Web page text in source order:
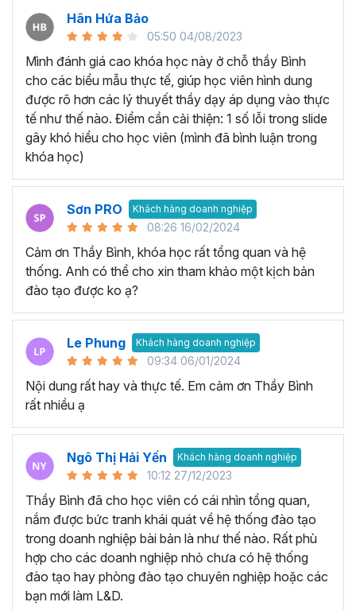
Hân Hứa Bảo
05:50 04/08/2023
Mình đánh giá cao khóa học này ở chỗ thầy Bình
cho các biểu mẫu thực tế, giúp học viên hình dung
được rõ hơn các lý thuyết thầy dạy áp dụng vào thực
tế như thế nào. Điểm cần cải thiện: 1 số lỗi trong slide
gây khó hiểu cho học viên (mình đã bình luận trong
khóa học)
Sơn PRO Khách hàng doanh nghiệp
08:26 16/02/2024
Cảm ơn Thầy Bình, khóa học rất tổng quan và hệ
thống. Anh có thể cho xin tham khảo một kịch bản
đào tạo được ko ạ?
Le Phung Khách hàng doanh nghiệp
09:34 06/01/2024
Nội dung rất hay và thực tế. Em cảm ơn Thầy Bình
rất nhiều ạ
Ngô Thị Hải Yến Khách hàng doanh nghiệp
10:12 27/12/2023
Thầy Bình đã cho học viên có cái nhìn tổng quan,
nắm được bức tranh khái quát về hệ thống đào tạo
trong doanh nghiệp bài bản là như thế nào. Rất phù
hợp cho các doanh nghiệp nhỏ chưa có hệ thống
đào tạo hay phòng đào tạo chuyên nghiệp hoặc các
bạn mới làm L&D.